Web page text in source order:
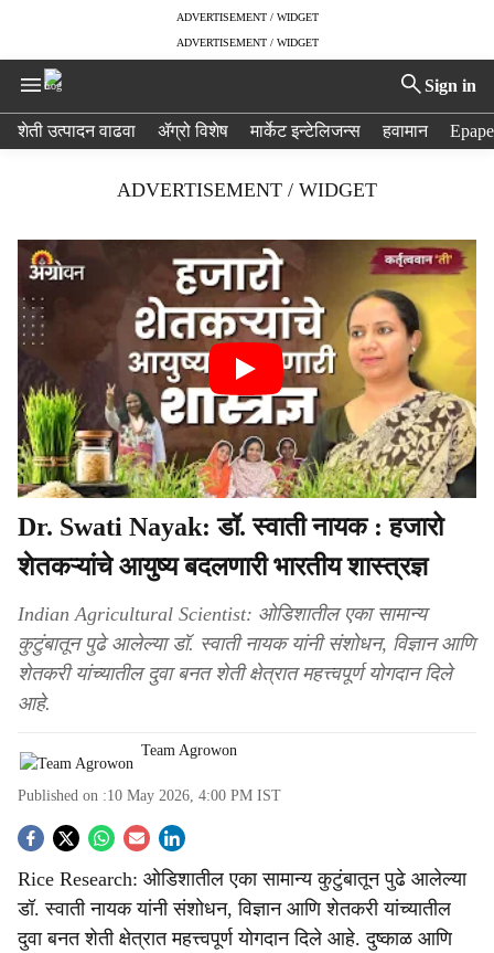
ADVERTISEMENT / WIDGET
ADVERTISEMENT / WIDGET
Sign in
e
शेती उत्पादन वाढवा ॲग्रो विशेष मार्केट इन्टेलिजन्स हवामान
ADVERTISEMENT / WIDGET
Dr. Swati Nayak: डॉ. स्वाती नायक : हजारो
शेतकऱ्यांचे आयुष्य बदलणारी भारतीय शास्त्रज्ञ
Indian Agricultural Scientist: ओडिशातील एका सामान्य
कुटुंबातून पुढे आलेल्या डॉ. स्वाती नायक यांनी संशोधन, विज्ञान आणि
शेतकरी यांच्यातील दुवा बनत शेती क्षेत्रात महत्त्वपूर्ण योगदान दिले
आहे.
Team Agrowon
Published on :10 May 2026, 4:00 PM IST
S
o
c
Rice Research: ओडिशातील एका सामान्य कुटुंबातून पुढे आलेल्या
डॉ. स्वाती नायक यांनी संशोधन, विज्ञान आणि शेतकरी यांच्यातील
दुवा बनत शेती क्षेत्रात महत्त्वपूर्ण योगदान दिले आहे. दुष्काळ आणि